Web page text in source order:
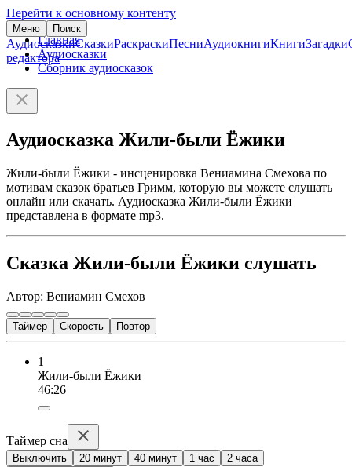
Перейти к основному контенту
Меню Поиск
АудиосказкиСказкиРаскраскиПесниАудиокнигиКнигиЗагадки
редактора
Главная
Аудиосказки
Сборник аудиосказок
Аудиосказка Жили-были Ёжики
Жили-были Ёжики - инсценировка Вениамина Смехова по
мотивам сказок братьев Гримм, которую вы можете слушать
онлайн или скачать. Аудиосказка Жили-были Ёжики
представлена в формате mp3.
Сказка Жили-были Ёжики слушать
Автор: Вениамин Смехов
Таймер Скорость Повтор
1
Жили-были Ёжики
46:26
Таймер сна
Выключить 20 минут 40 минут 1 час
2 часа